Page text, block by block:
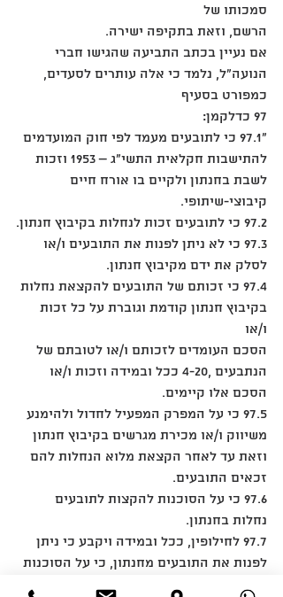
סמכותו של
הרשם, וזאת בתקיפה ישירה.
אם נעיין בכתב התביעה שהגישו חברי
הנועה"ל, נלמד כי אלה עותרים לסעדים,
כמפורט בסעיף
97 כדלקמן:
"97.1 כי לתובעים מעמד לפי חוק המועדמים
להתישבות חקלאית התשי"ג – 1953 וזכות
לשבת בחנתון ולקיים בו אורח חיים
קיבוצי-שיתופי.
97.2 כי לתובעים זכות לנחלות בקיבוץ חנתון.
97.3 כי לא ניתן לפנות את התובעים ו/או
לסלק את ידם מקיבוץ חנתון.
97.4 כי זכותם של התובעים להקצאת נחלות
בקיבוץ חנתון קודמת וגוברת על כל זכות
ו/או
הסכם העומדים לזכותם ו/או לטובתם של
הנתבעים ,4-20 ככל ובמידה וזכות ו/או
הסכם אלו קיימים.
97.5 כי על המפרק המפעיל לחדול ולהימנע
משיווק ו/או מכירת מגרשים בקיבוץ חנתון
וזאת עד לאחר הקצאת מלוא הנחלות להם
זכאים התובעים.
97.6 כי על הסוכנות להקצות לתובעים
נחלות בחנתון.
97.7 לחילופין, ככל ובמידה ויקבע כי ניתן
לפנות את התובעים מחנתון, כי על הסוכנות